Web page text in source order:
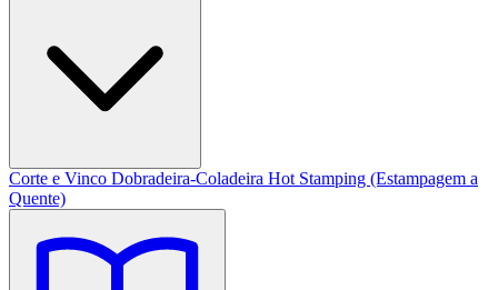
Corte e Vinco Dobradeira-Coladeira Hot Stamping (Estampagem a
Quente)